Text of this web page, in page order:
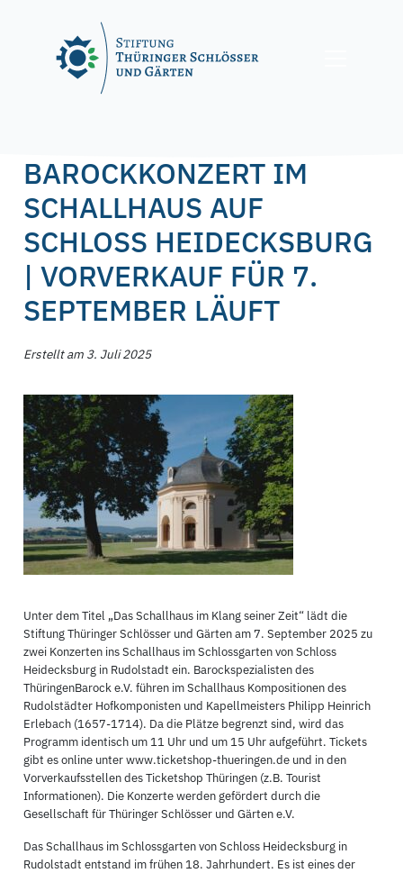
BAROCKKONZERT IM
SCHALLHAUS AUF
SCHLOSS HEIDECKSBURG
| VORVERKAUF FÜR 7.
SEPTEMBER LÄUFT
Erstellt am 3. Juli 2025
Unter dem Titel „Das Schallhaus im Klang seiner Zeit“ lädt die
Stiftung Thüringer Schlösser und Gärten am 7. September 2025 zu
zwei Konzerten ins Schallhaus im Schlossgarten von Schloss
Heidecksburg in Rudolstadt ein. Barockspezialisten des
ThüringenBarock e.V. führen im Schallhaus Kompositionen des
Rudolstädter Hofkomponisten und Kapellmeisters Philipp Heinrich
Erlebach (1657-1714). Da die Plätze begrenzt sind, wird das
Programm identisch um 11 Uhr und um 15 Uhr aufgeführt. Tickets
gibt es online unter www.ticketshop-thueringen.de und in den
Vorverkaufsstellen des Ticketshop Thüringen (z.B. Tourist
Informationen). Die Konzerte werden gefördert durch die
Gesellschaft für Thüringer Schlösser und Gärten e.V.
Das Schallhaus im Schlossgarten von Schloss Heidecksburg in
Rudolstadt entstand im frühen 18. Jahrhundert. Es ist eines der